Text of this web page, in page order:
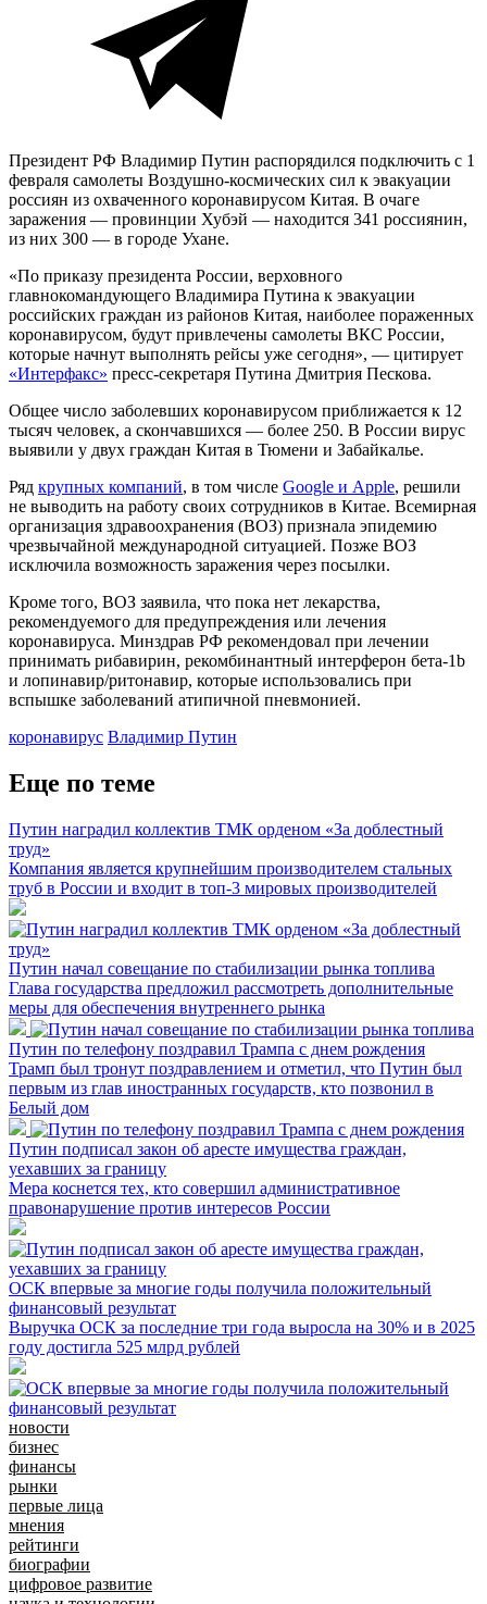
Президент РФ Владимир Путин распорядился подключить с 1
февраля самолеты Воздушно-космических сил к эвакуации
россиян из охваченного коронавирусом Китая. В очаге
заражения — провинции Хубэй — находится 341 россиянин,
из них 300 — в городе Ухане.
«По приказу президента России, верховного
главнокомандующего Владимира Путина к эвакуации
российских граждан из районов Китая, наиболее пораженных
коронавирусом, будут привлечены самолеты ВКС России,
которые начнут выполнять рейсы уже сегодня», — цитирует
«Интерфакс» пресс-секретаря Путина Дмитрия Пескова.
Общее число заболевших коронавирусом приближается к 12
тысяч человек, а скончавшихся — более 250. В России вирус
выявили у двух граждан Китая в Тюмени и Забайкалье.
Ряд крупных компаний, в том числе Google и Apple, решили
не выводить на работу своих сотрудников в Китае. Всемирная
организация здравоохранения (ВОЗ) признала эпидемию
чрезвычайной международной ситуацией. Позже ВОЗ
исключила возможность заражения через посылки.
Кроме того, ВОЗ заявила, что пока нет лекарства,
рекомендуемого для предупреждения или лечения
коронавируса. Минздрав РФ рекомендовал при лечении
принимать рибавирин, рекомбинантный интерферон бета-1b
и лопинавир/ритонавир, которые использовались при
вспышке заболеваний атипичной пневмонией.
коронавирус Владимир Путин
Еще по теме
Путин наградил коллектив ТМК орденом «За доблестный
труд»
Компания является крупнейшим производителем стальных
труб в России и входит в топ-3 мировых производителей
Путин начал совещание по стабилизации рынка топлива
Глава государства предложил рассмотреть дополнительные
меры для обеспечения внутреннего рынка
Путин по телефону поздравил Трампа с днем рождения
Трамп был тронут поздравлением и отметил, что Путин был
первым из глав иностранных государств, кто позвонил в
Белый дом
Путин подписал закон об аресте имущества граждан,
уехавших за границу
Мера коснется тех, кто совершил административное
правонарушение против интересов России
ОСК впервые за многие годы получила положительный
финансовый результат
Выручка ОСК за последние три года выросла на 30% и в 2025
году достигла 525 млрд рублей
новости
бизнес
финансы
рынки
первые лица
мнения
рейтинги
биографии
цифровое развитие